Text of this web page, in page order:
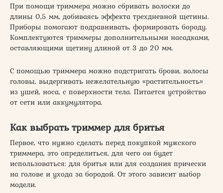
При помощи триммера можно сбривать волоски до
длины 0,5 мм, добиваясь эффекта трехдневной щетины.
Приборы помогают подравнивать, формировать бороду.
Комплектуются триммеры дополнительными насадками,
оставляющими щетину длиной от 3 до 20 мм.
С помощью триммера можно подстригать брови, волосы
головы, выдергивать нежелательную «растительность»
из ушей, носа, с поверхности тела. Питается устройство
от сети или аккумулятора.
Как выбрать триммер для бритья
Первое, что нужно сделать перед покупкой мужского
триммера, это определиться, для чего он будет
использоваться: для бритья или для создания прически
на голове и ухода за бородой. От этого зависит выбор
модели.